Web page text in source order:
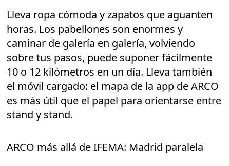
Lleva ropa cómoda y zapatos que aguanten
horas. Los pabellones son enormes y
caminar de galería en galería, volviendo
sobre tus pasos, puede suponer fácilmente
10 o 12 kilómetros en un día. Lleva también
el móvil cargado: el mapa de la app de ARCO
es más útil que el papel para orientarse entre
stand y stand.
ARCO más allá de IFEMA: Madrid paralela